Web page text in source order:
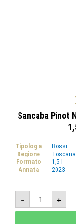
Sancaba Pinot
Tipologia
Rossi
Regione
Toscana
Formato
1,5 l
Annata
2023
-
Sancaba
Pinot
Nero
2023
+